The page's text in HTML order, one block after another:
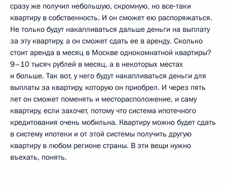
сразу же получил небольшую, скромную, но все‑таки
квартиру в собственность. И он сможет ею распоряжаться.
Не только будут накапливаться дальше деньги на выплату
за эту квартиру, а он сможет сдать ее в аренду. Сколько
стоит аренда в месяц в Москве однокомнатной квартиры?
9–10 тысяч рублей в месяц, а в некоторых местах
и больше. Так вот, у него будут накапливаться деньги для
выплаты за квартиру, которую он приобрел. И через пять
лет он сможет поменять и месторасположение, и саму
квартиру, если захочет, потому что система ипотечного
кредитования очень мобильна. Квартиру можно будет сдать
в систему ипотеки и от этой системы получить другую
квартиру в любом регионе страны. В эти вещи нужно
въехать, понять.